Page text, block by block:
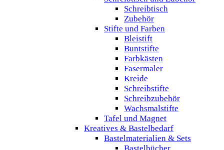
Schreibtisch
Zubehör
Stifte und Farben
Bleistift
Buntstifte
Farbkästen
Fasermaler
Kreide
Schreibstifte
Schreibzubehör
Wachsmalstifte
Tafel und Magnet
Kreatives & Bastelbedarf
Bastelmaterialien & Sets